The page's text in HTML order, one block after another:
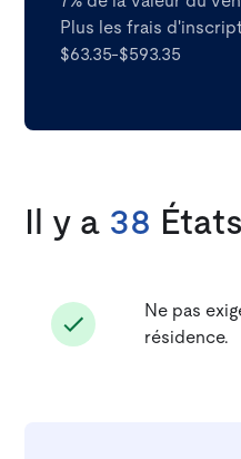
Plus les frais
$63.35-$593.35
Il y a 38
Ne pas
résidence.